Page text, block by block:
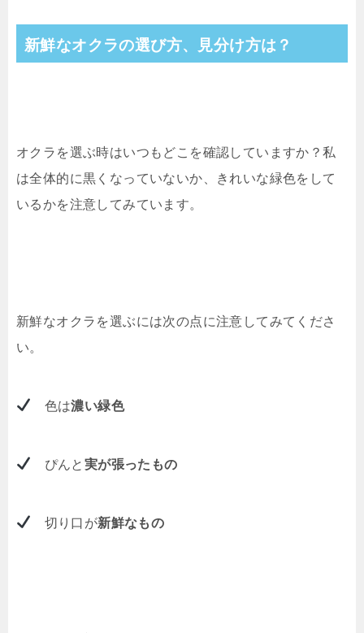
新鮮なオクラの選び方、見分け方は？
オクラを選ぶ時はいつもどこを確認していますか？私
は全体的に黒くなっていないか、きれいな緑色をして
いるかを注意してみています。
新鮮なオクラを選ぶには次の点に注意してみてくださ
い。
色は濃い緑色
ぴんと 実が張ったもの
切り口が新鮮なもの